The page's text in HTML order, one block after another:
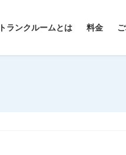
トランクルームとは 料金